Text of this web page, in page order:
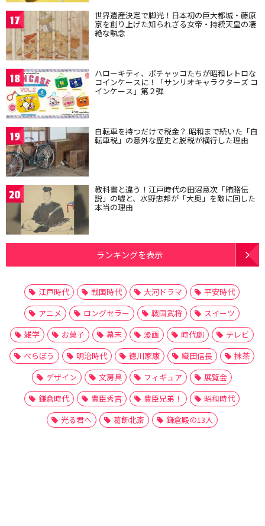
17 世界遺産決定で脚光！日本初の巨大都城・藤原
京を創り上げた知られざる女帝・持統天皇の凄
絶な執念
18 ハローキティ、ポチャッコたちが昭和レトロな
コインケースに！「サンリオキャラクターズ コ
インケース」第２弾
19 自転車を持つだけで税金？ 昭和まで続いた「自
転車税」の意外な歴史と脱税が横行した理由
20 教科書と違う！江戸時代の田沼意次「賄賂伝
説」の嘘と、水野忠邦が「大奥」を敵に回した
本当の理由
ランキングを表示
江戸時代 戦国時代 大河ドラマ
平安時代
アニメ
ロングセラー 戦国武将
スイーツ
雑学
お菓子 幕末 漫画 時代劇
テレビ
べらぼう
明治時代 徳川家康 織田信長
抹茶
デザイン
文房具 フィギュア
展覧会
鎌倉時代
豊臣秀吉 豊臣兄弟！
昭和時代
光る君へ
葛飾北斎 鎌倉殿の13人